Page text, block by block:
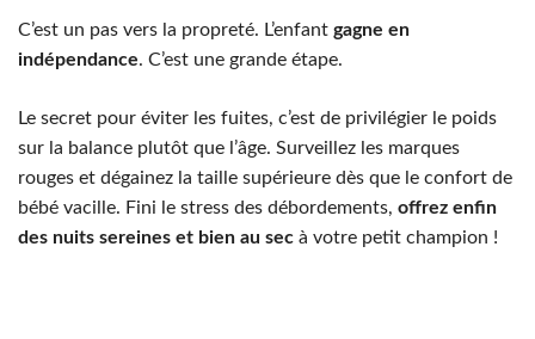
C’est un pas vers la propreté. L’enfant gagne en
indépendance. C’est une grande étape.
Le secret pour éviter les fuites, c’est de privilégier le poids
sur la balance plutôt que l’âge. Surveillez les marques
rouges et dégainez la taille supérieure dès que le confort de
bébé vacille. Fini le stress des débordements, offrez enfin
des nuits sereines et bien au sec à votre petit champion !